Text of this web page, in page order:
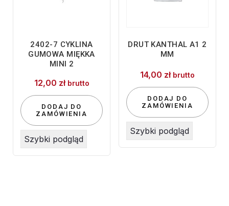
2402-7 CYKLINA
GUMOWA MIĘKKA
MINI 2
12,00 zł brutto
DODAJ DO
ZAMÓWIENIA
Szybki podgląd
DRUT KANTHAL A1 2
MM
14,00 zł brutto
DODAJ DO
ZAMÓWIENIA
Szybki podgląd